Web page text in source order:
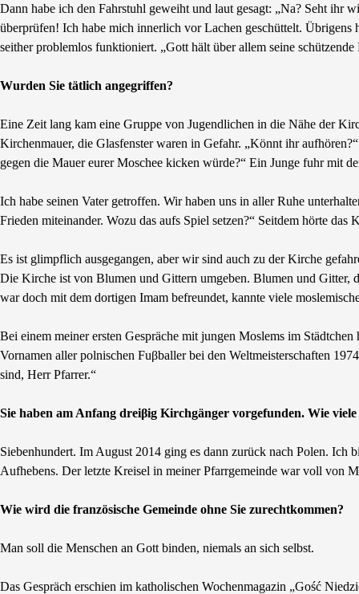
Dann habe ich den Fahrstuhl geweiht und laut gesagt: „Na? Seht ihr
überprüfen! Ich habe mich innerlich vor Lachen geschüttelt. Übrigens
seither problemlos funktioniert. „Gott hält über allem seine
Wurden Sie tätlich angegriffen?
Eine Zeit lang kam eine Gruppe von Jugendlichen in die Nähe der
Kirchenmauer, die Glasfenster waren in Gefahr. „Könnt ihr
gegen die Mauer eurer Moschee kicken würde?“ Ein Junge fuhr mit
Ich habe seinen Vater getroffen. Wir haben uns in aller Ruhe
Frieden miteinander. Wozu das aufs Spiel setzen?“ Seitdem hörte
Es ist glimpflich ausgegangen, aber wir sind auch zu der Kirche
Die Kirche ist von Blumen und Gittern umgeben. Blumen und Gitter,
war doch mit dem dortigen Imam befreundet, kannte viele
Bei einem meiner ersten Gespräche mit jungen Moslems im
Vornamen aller polnischen Fuβballer bei den Weltmeisterschaften
sind, Herr Pfarrer.“
Sie haben am Anfang dreiβig Kirchgänger vorgefunden. Wie
Siebenhundert. Im August 2014 ging es dann zurück nach Polen.
Aufhebens. Der letzte Kreisel in meiner Pfarrgemeinde war voll von
Wie wird die französische Gemeinde ohne Sie zurechtkommen?
Man soll die Menschen an Gott binden, niemals an sich selbst.
Das Gespräch erschien im katholischen Wochenmagazin „Gość